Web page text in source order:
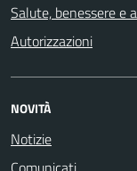
Salute, benessere e
Autorizzazioni
NOVITÀ
Notizie